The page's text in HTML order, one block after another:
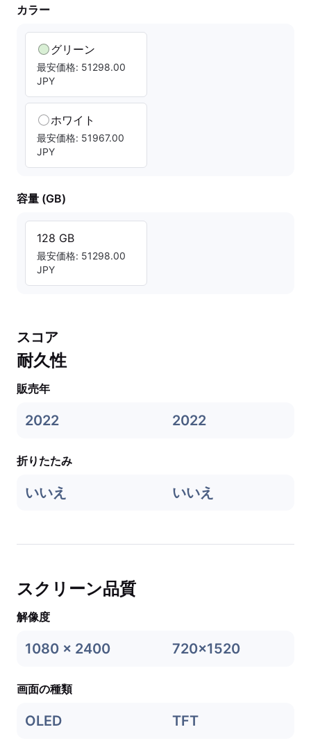
カラー
グリーン
最安価格: 51298.00
JPY
ホワイト
最安価格: 51967.00
JPY
容量 (GB)
128 GB
最安価格: 51298.00
JPY
スコア
耐久性
販売年
2022 2022
折りたたみ
いいえ いいえ
スクリーン品質
解像度
1080 x 2400 720x1520
画面の種類
OLED TFT